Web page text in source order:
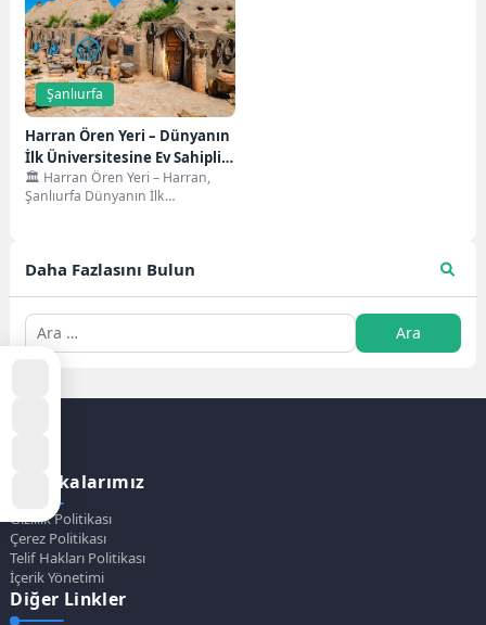
Şanlıurfa
Harran Ören Yeri – Dünyanın
İlk Üniversitesine Ev Sahipliği
Yapan Antik Kent
🏛️ Harran Ören Yeri – Harran,
Şanlıurfa Dünyanın İlk
Daha Fazlasını Bulun
Politikalarımız
Gizlilik Politikası
Çerez Politikası
Telif Hakları Politikası
İçerik Yönetimi
Diğer Linkler